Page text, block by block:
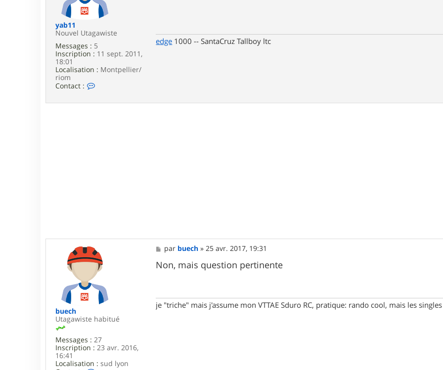
yab11
Nouvel Utagawiste
Messages : 5
Inscription : 11 sept. 2011,
18:01
Localisation : Montpellier/
riom
Contact :
edge 1000 -- SantaCruz Tallboy ltc
buech
Utagawiste habitué
Messages : 27
Inscription : 23 avr. 2016,
16:41
Localisation : sud lyon
M
e
s
s
par buech »25 avr. 2017, 19:31
Non, mais question pertinente
je "triche" mais j'assume mon VTTAE Sduro RC, pratique: rando cool, mais les